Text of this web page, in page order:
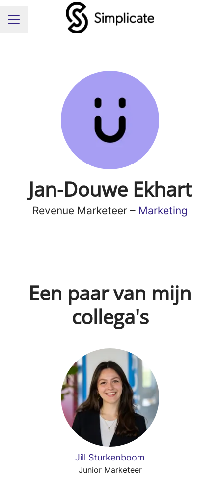
Carrièremenu
Jan-Douwe Ekhart
Revenue Marketeer – Marketing
Een paar van mijn
collega's
Jill Sturkenboom
Junior Marketeer